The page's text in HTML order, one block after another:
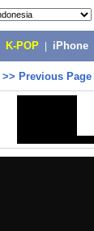
K-POP iPhone
>> Previous Page